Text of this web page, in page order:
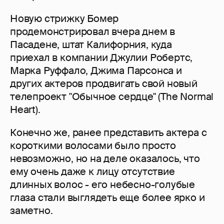
Новую стрижку Бомер
продемонстрировал вчера днем в
Пасадене, штат Калифорния, куда
приехал в компании Джулии Робертс,
Марка Руффало, Джима Парсонса и
других актеров продвигать свой новый
телепроект "Обычное сердце" (The Normal
Heart).
Конечно же, ранее представить актера с
короткими волосами было просто
невозможно, но на деле оказалось, что
ему очень даже к лицу отсутствие
длинных волос - его небесно-голубые
глаза стали выглядеть еще более ярко и
заметно.